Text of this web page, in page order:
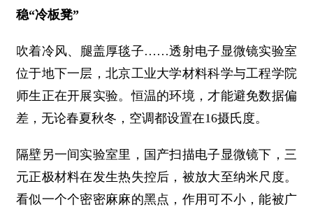
稳“冷板凳”
吹着冷风、腿盖厚毯子……透射电子显微镜实验室
位于地下一层，北京工业大学材料科学与工程学院
师生正在开展实验。恒温的环境，才能避免数据偏
差，无论春夏秋冬，空调都设置在16摄氏度。
隔壁另一间实验室里，国产扫描电子显微镜下，三
元正极材料在发生热失控后，被放大至纳米尺度。
看似一个个密密麻麻的黑点，作用可不小，能被广